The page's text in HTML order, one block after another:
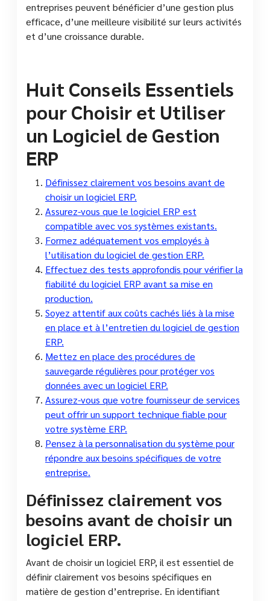
entreprises peuvent bénéficier d’une gestion plus
efficace, d’une meilleure visibilité sur leurs activités
et d’une croissance durable.
Huit Conseils Essentiels
pour Choisir et Utiliser
un Logiciel de Gestion
ERP
Définissez clairement vos besoins avant de
choisir un logiciel ERP.
Assurez-vous que le logiciel ERP est
compatible avec vos systèmes existants.
Formez adéquatement vos employés à
l’utilisation du logiciel de gestion ERP.
Effectuez des tests approfondis pour vérifier la
fiabilité du logiciel ERP avant sa mise en
production.
Soyez attentif aux coûts cachés liés à la mise
en place et à l’entretien du logiciel de gestion
ERP.
Mettez en place des procédures de
sauvegarde régulières pour protéger vos
données avec un logiciel ERP.
Assurez-vous que votre fournisseur de services
peut offrir un support technique fiable pour
votre système ERP.
Pensez à la personnalisation du système pour
répondre aux besoins spécifiques de votre
entreprise.
Définissez clairement vos
besoins avant de choisir un
logiciel ERP.
Avant de choisir un logiciel ERP, il est essentiel de
définir clairement vos besoins spécifiques en
matière de gestion d’entreprise. En identifiant